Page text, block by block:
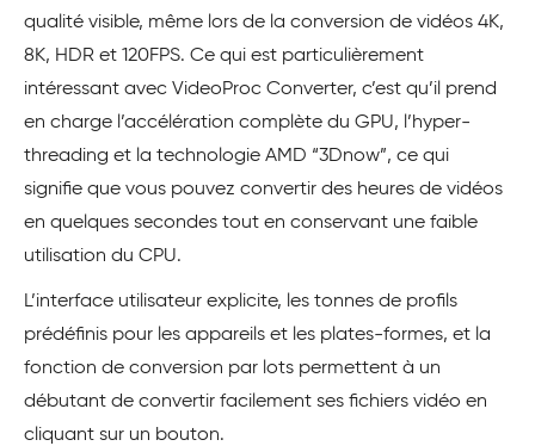
qualité visible, même lors de la conversion de vidéos 4K,
8K, HDR et 120FPS. Ce qui est particulièrement
intéressant avec VideoProc Converter, c’est qu’il prend
en charge l’accélération complète du GPU, l’hyper-
threading et la technologie AMD “3Dnow”, ce qui
signifie que vous pouvez convertir des heures de vidéos
en quelques secondes tout en conservant une faible
utilisation du CPU.
L’interface utilisateur explicite, les tonnes de profils
prédéfinis pour les appareils et les plates-formes, et la
fonction de conversion par lots permettent à un
débutant de convertir facilement ses fichiers vidéo en
cliquant sur un bouton.